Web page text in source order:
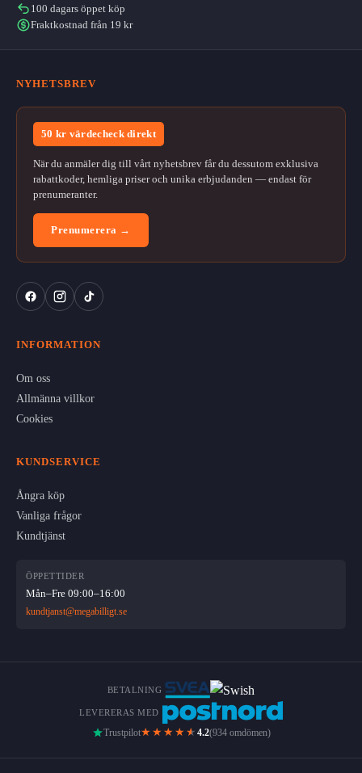
100 dagars öppet köp
Fraktkostnad från 19 kr
NYHETSBREV
50 kr värdecheck direkt
När du anmäler dig till vårt nyhetsbrev får du dessutom exklusiva
rabattkoder, hemliga priser och unika erbjudanden — endast för
prenumeranter.
Prenumerera →
INFORMATION
Om oss
Allmänna villkor
Cookies
KUNDSERVICE
Ångra köp
Vanliga frågor
Kundtjänst
ÖPPETTIDER
Mån–Fre 09:00–16:00
kundtjanst@megabilligt.se
BETALNING
LEVERERAS MED
Trustpilot★★★★ ★ 4.2(934 omdömen)